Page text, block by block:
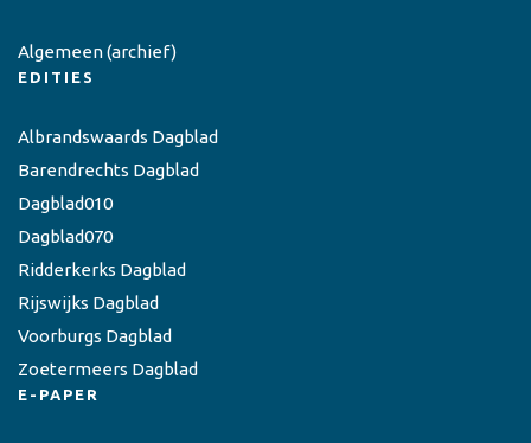
Algemeen(archief)
EDITIES
Albrandswaards Dagblad
Barendrechts Dagblad
Dagblad010
Dagblad070
Ridderkerks Dagblad
Rijswijks Dagblad
Voorburgs Dagblad
Zoetermeers Dagblad
E-PAPER